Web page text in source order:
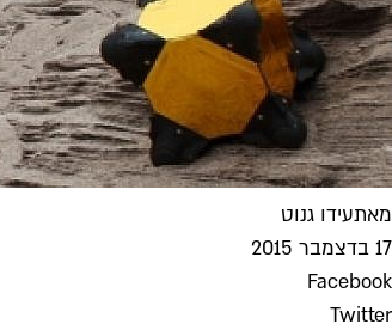
מאתעידו גנוט
17 בדצמבר 2015
Facebook
Twitter